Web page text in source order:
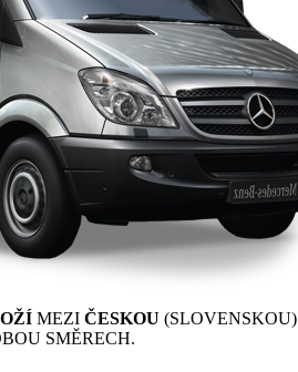
MEZI ČESKOU (SLOVENSKOU)
SMĚRECH.